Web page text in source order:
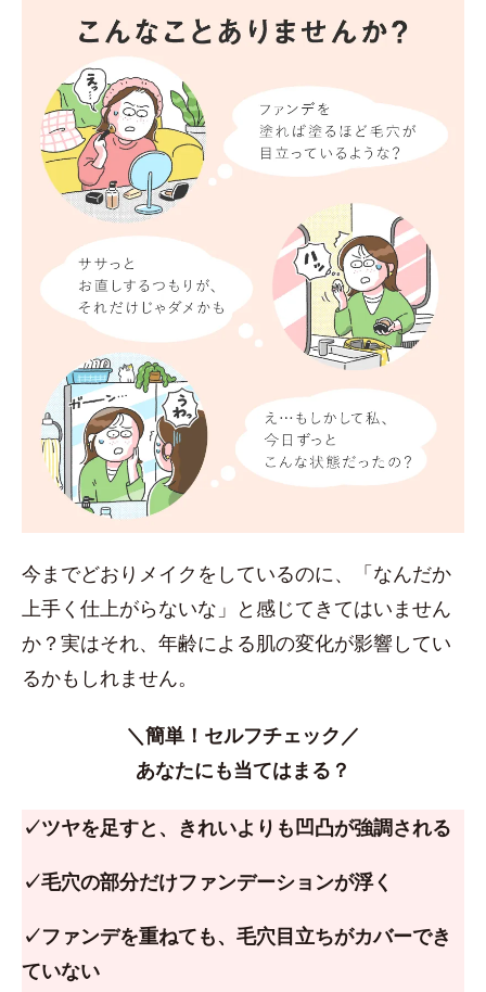
今までどおりメイクをしているのに、「なんだか
上手く仕上がらないな」と感じてきてはいません
か？実はそれ、年齢による肌の変化が影響してい
るかもしれません。
＼簡単！セルフチェック／
あなたにも当てはまる？
✓ツヤを足すと、きれいよりも凹凸が強調される
✓毛穴の部分だけファンデーションが浮く
✓ファンデを重ねても、毛穴目立ちがカバーでき
ていない